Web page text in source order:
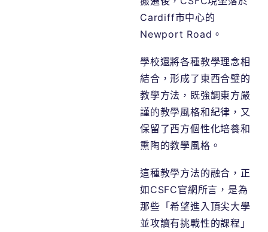
Cardiff市中心的
Newport Road。
學校還將各種教學理念相
結合，形成了東西合璧的
教學方法，既強調東方嚴
謹的教學風格和紀律，又
保留了西方個性化培養和
熏陶的教學風格。
這種教學方法的融合，正
如CSFC官網所言，是為
那些「希望進入頂尖大學
並攻讀有挑戰性的課程」